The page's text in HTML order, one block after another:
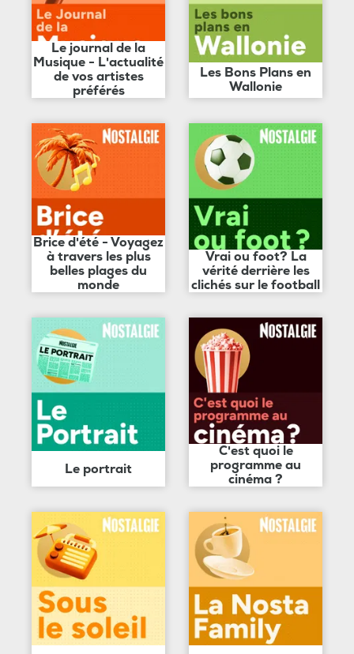
Le journal de la
Musique - L'actualité
de vos artistes
préférés
Les Bons Plans en
Wallonie
Brice d'été - Voyagez
à travers les plus
belles plages du
monde
Vrai ou foot? La
vérité derrière les
clichés sur le football
Le portrait
C'est quoi le
programme au
cinéma ?